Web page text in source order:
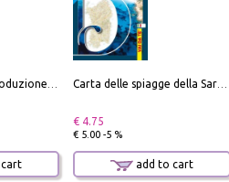
€ 4.75
€ 5.00 -5 %
add to cart